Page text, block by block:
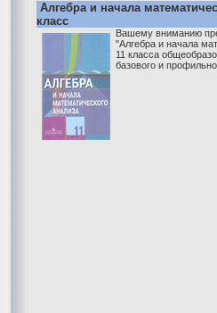
Алгебра и начала
класс
Вашему вниманию
"Алгебра и начала
11 класса
базового и